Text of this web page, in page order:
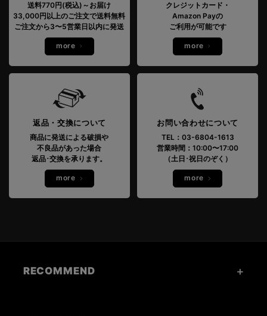
送料770円(税込)～お届け
33,000円以上のご注文で送料無料
ご注文から3〜5営業日以内に発送
more
クレジットカード・
Amazon Payの
ご利用が可能です
more
返品・交換について
商品に発送による破損や
不良品があった場合
返品･交換を承ります。
more
お問い合わせについて
TEL：03-6804-1613
営業時間：10:00〜17:00
（土日･祝日のぞく）
more
RECOMMEND